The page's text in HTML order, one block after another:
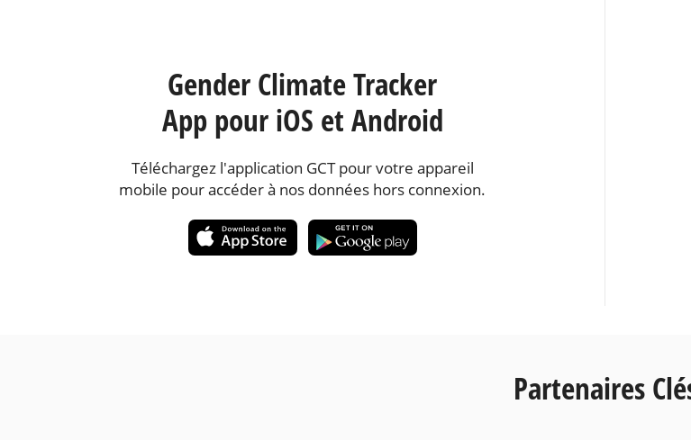
Gender Climate Tracker
App pour iOS et Android
Téléchargez l'application GCT pour votre appareil
mobile pour accéder à nos données hors connexion.
Partenaires